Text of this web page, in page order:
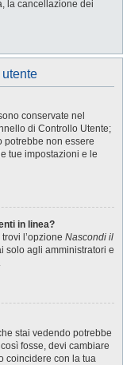
la cancellazione dei
conservate nel
di Controllo Utente;
potrebbe non essere
tue impostazioni e le
in linea?
l’opzione Nascondi il
solo agli amministratori e
stai vedendo potrebbe
fosse, devi cambiare
coincidere con la tua